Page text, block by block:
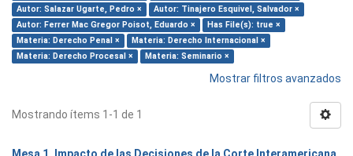
Autor: Salazar Ugarte, Pedro ×
Autor: Tinajero Esquivel, Salvador ×
Autor: Ferrer Mac Gregor Poisot, Eduardo ×
Has File(s): true ×
Materia: Derecho Penal ×
Materia: Derecho Internacional ×
Materia: Derecho Procesal ×
Materia: Seminario ×
Mostrar filtros avanzados
Mostrando ítems 1-1 de 1